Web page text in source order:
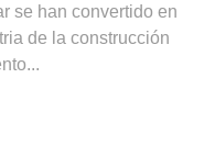
se han convertido en
de la construcción